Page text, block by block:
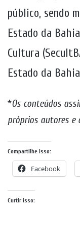
público, sendo
Estado da
Cultura
Estado da
*Os conteúdos
próprios autores e
Compartilhe isso:
Facebook
Curtir isso: